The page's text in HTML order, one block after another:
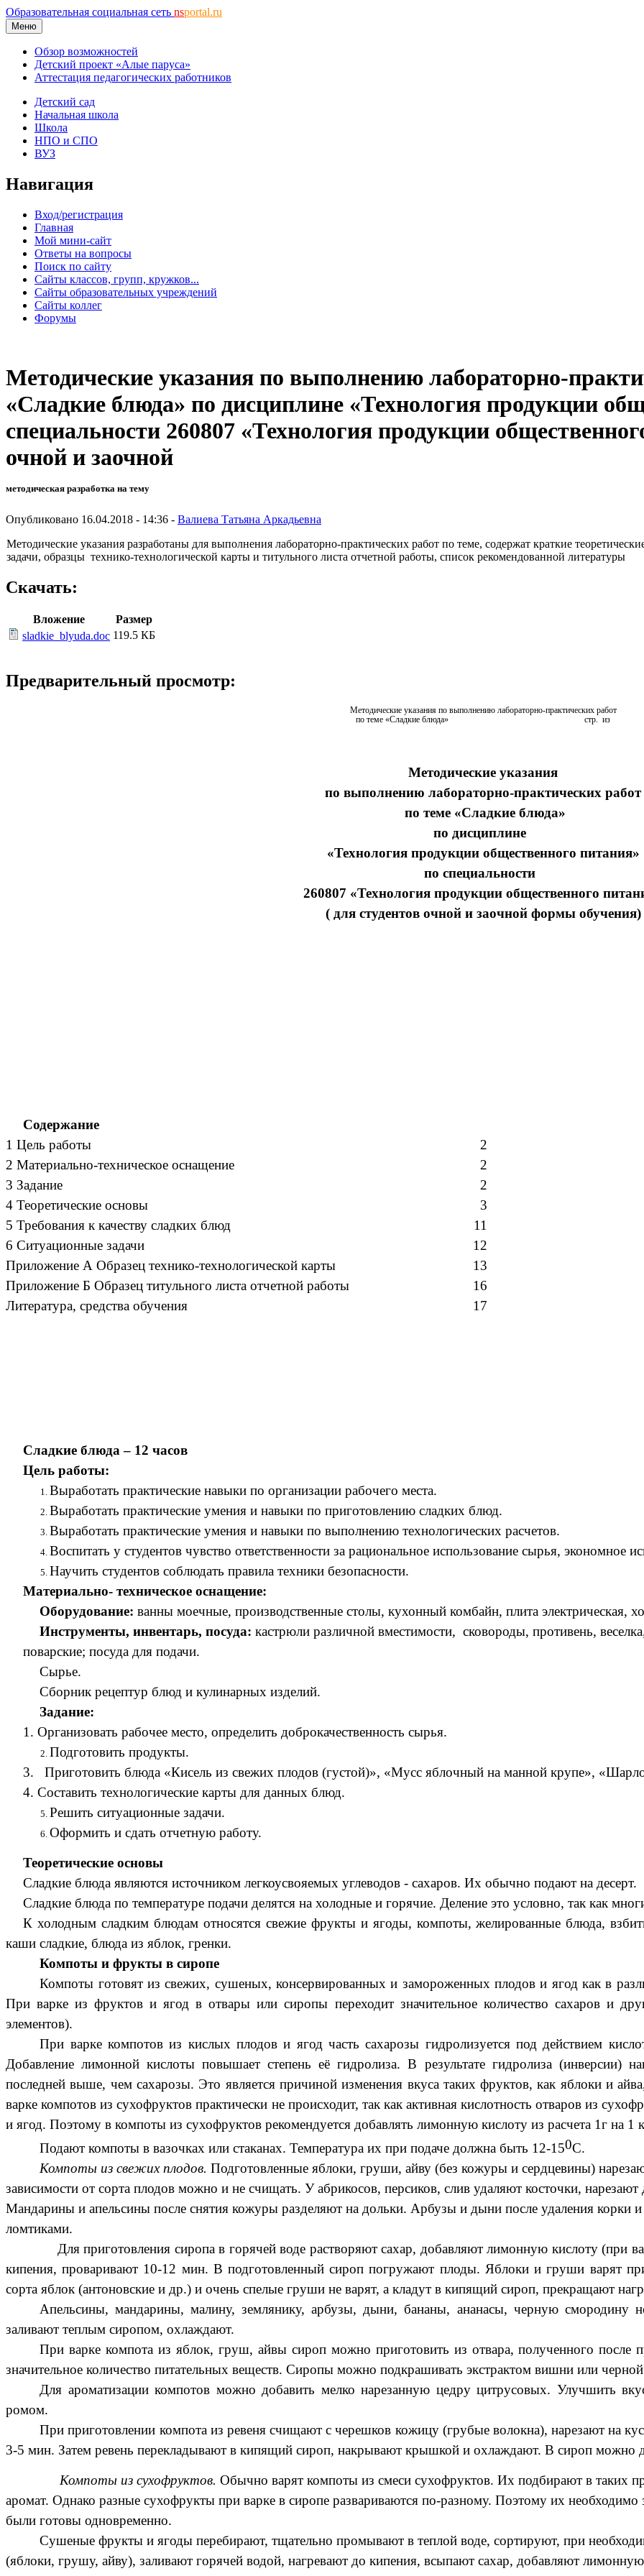
Образовательная социальная сеть nsportal.ru
Меню
Обзор возможностей
Детский проект «Алые паруса»
Аттестация педагогических работников
Детский сад
Начальная школа
Школа
НПО и СПО
ВУЗ
Навигация
Вход/регистрация
Главная
Мой мини-сайт
Ответы на вопросы
Поиск по сайту
Сайты классов, групп, кружков...
Сайты образовательных учреждений
Сайты коллег
Форумы
Методические указания по выполнению лабораторно-
«Сладкие блюда» по дисциплине «Технология продукции
специальности 260807 «Технология продукции
очной и заочной
методическая разработка на тему
Опубликовано 16.04.2018 - 14:36 - Валиева Татьяна Аркадьевна
Методические указания разработаны для выполнения лабораторно-практических работ по теме, содержат краткие
задачи, образцы технико-технологической карты и титульного листа отчетной работы, список рекомендованной литературы
Скачать:
Вложение
Размер
sladkie_blyuda.doc 119.5 КБ
Предварительный просмотр:
Методические указания по выполнению лабораторно-практических работ
по теме «Сладкие блюда» стр. из
Методические указания
по выполнению лабораторно-практических работ
по теме «Сладкие блюда»
по дисциплине
«Технология продукции общественного питания»
по специальности
260807 «Технология продукции общественного
( для студентов очной и заочной формы обучения)
Содержание
1 Цель работы
2
2 Материально-техническое оснащение
2
3 Задание
2
4 Теоретические основы
3
5 Требования к качеству сладких блюд
11
6 Ситуационные задачи
12
Приложение А Образец технико-технологической карты
13
Приложение Б Образец титульного листа отчетной работы
16
Литература, средства обучения
17
Сладкие блюда – 12 часов
Цель работы:
Выработать практические навыки по организации рабочего места.
Выработать практические умения и навыки по приготовлению сладких блюд.
Выработать практические умения и навыки по выполнению технологических расчетов.
Воспитать у студентов чувство ответственности за рациональное использование сырья, экономное
Научить студентов соблюдать правила техники безопасности.
Материально- техническое оснащение:
Оборудование: ванны моечные, производственные столы, кухонный комбайн, плита электрическая,
Инструменты, инвентарь, посуда: кастрюли различной вместимости, сковороды, противень,
поварские; посуда для подачи.
Сырье.
Сборник рецептур блюд и кулинарных изделий.
Задание:
1. Организовать рабочее место, определить доброкачественность сырья.
Подготовить продукты.
3. Приготовить блюда «Кисель из свежих плодов (густой)», «Мусс яблочный на манной крупе»,
4. Составить технологические карты для данных блюд.
Решить ситуационные задачи.
Оформить и сдать отчетную работу.
Теоретические основы
Сладкие блюда являются источником легкоусвояемых углеводов - сахаров. Их обычно подают на десерт.
Сладкие блюда по температуре подачи делятся на холодные и горячие. Деление это условно, так как
К холодным сладким блюдам относятся свежие фрукты и ягоды, компоты, желированные блюда,
каши сладкие, блюда из яблок, гренки.
Компоты и фрукты в сиропе
Компоты готовят из свежих, сушеных, консервированных и замороженных плодов и ягод как в
При варке из фруктов и ягод в отвары или сиропы переходит значительное количество сахаров и
элементов).
При варке компотов из кислых плодов и ягод часть сахарозы гидролизуется под действием
Добавление лимонной кислоты повышает степень её гидролиза. В результате гидролиза (инверсии)
последней выше, чем сахарозы. Это является причиной изменения вкуса таких фруктов, как яблоки и
варке компотов из сухофруктов практически не происходит, так как активная кислотность отваров из
и ягод. Поэтому в компоты из сухофруктов рекомендуется добавлять лимонную кислоту из расчета 1г на 1
Подают компоты в вазочках или стаканах. Температура их при подаче должна быть 12-150С.
Компоты из свежих плодов. Подготовленные яблоки, груши, айву (без кожуры и сердцевины)
зависимости от сорта плодов можно и не счищать. У абрикосов, персиков, слив удаляют косточки,
Мандарины и апельсины после снятия кожуры разделяют на дольки. Арбузы и дыни после удаления
ломтиками.
Для приготовления сиропа в горячей воде растворяют сахар, добавляют лимонную кислоту (при
кипения, проваривают 10-12 мин. В подготовленный сироп погружают плоды. Яблоки и груши варят
сорта яблок (антоновские и др.) и очень спелые груши не варят, а кладут в кипящий сироп, прекращают
Апельсины, мандарины, малину, землянику, арбузы, дыни, бананы, ананасы, черную смородину
заливают теплым сиропом, охлаждают.
При варке компота из яблок, груш, айвы сироп можно приготовить из отвара, полученного
значительное количество питательных веществ. Сиропы можно подкрашивать экстрактом вишни или
Для ароматизации компотов можно добавить мелко нарезанную цедру цитрусовых. Улучшить
ромом.
При приготовлении компота из ревеня счищают с черешков кожицу (грубые волокна), нарезают на
3-5 мин. Затем ревень перекладывают в кипящий сироп, накрывают крышкой и охлаждают. В сироп можно
Компоты из сухофруктов. Обычно варят компоты из смеси сухофруктов. Их подбирают в таких
аромат. Однако разные сухофрукты при варке в сиропе развариваются по-разному. Поэтому их необходимо
были готовы одновременно.
Сушеные фрукты и ягоды перебирают, тщательно промывают в теплой воде, сортируют, при
(яблоки, грушу, айву), заливают горячей водой, нагревают до кипения, всыпают сахар, добавляют